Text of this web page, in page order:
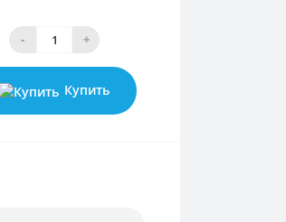
- +
Купить